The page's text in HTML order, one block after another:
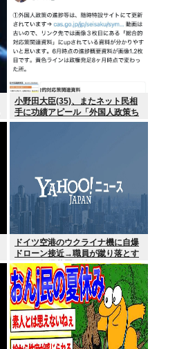
小野田大臣(35)、またネット民相
手に功績アピール「外国人政策ち
ゃんとやってます」www
ドイツ空港のウクライナ機に自爆
ドローン接近→職員が蹴り落とす
→偶然起爆装置が壊れセーフ